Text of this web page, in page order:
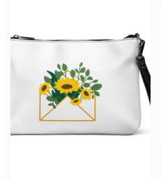
più
opzioni
possono
scelte